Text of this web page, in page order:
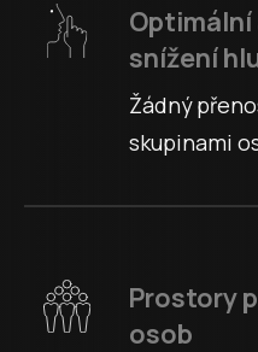
Optimální
snížení
Žádný
skupinami
Prostory
osob